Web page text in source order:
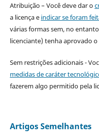
Atribuição – Você deve dar o
a licença e indicar se foram
várias formas sem, no
licenciante) tenha aprovado
Sem restrições adicionais -
medidas de caráter
fazerem algo permitido pela
Artigos Semelhantes